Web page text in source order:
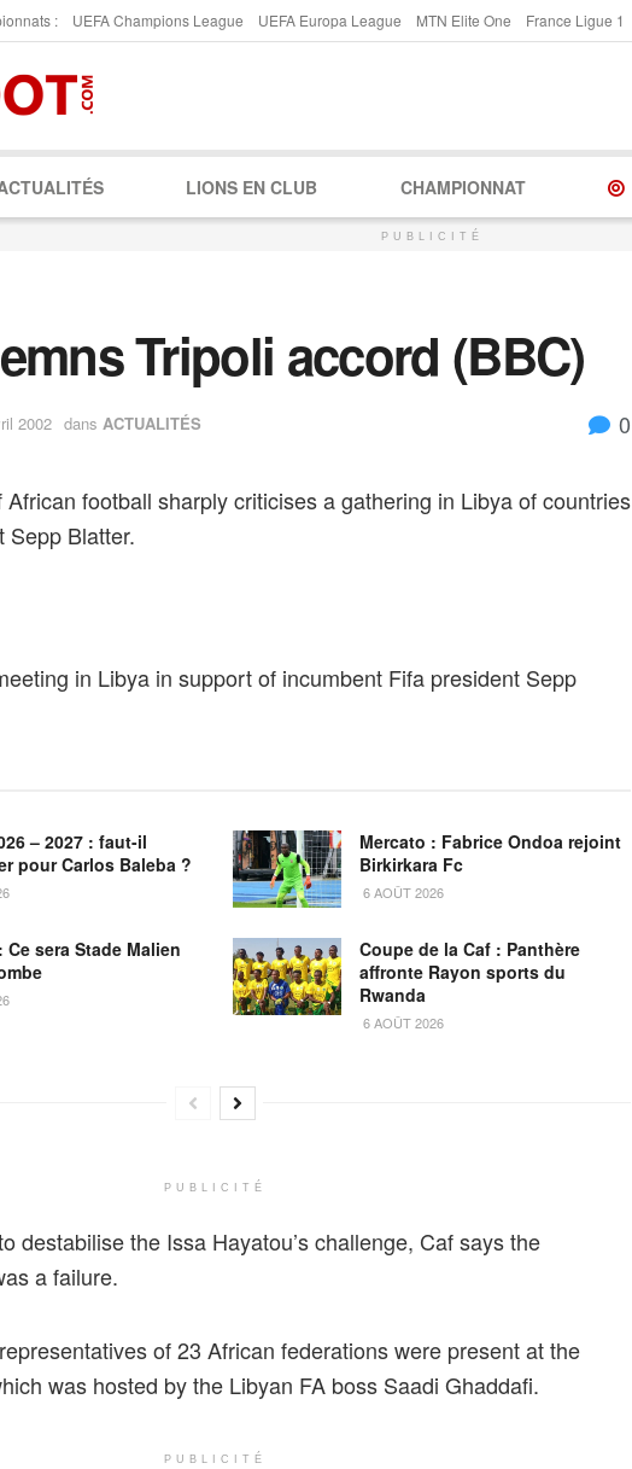
: UEFA Champions League UEFA Europa League MTN Elite One France Ligue 1
LIONS EN CLUB CHAMPIONNAT
PUBLICITÉ
Tripoli accord (BBC)
2002 dans ACTUALITÉS 0
football sharply criticises a gathering in Libya of countries
Sepp Blatter.
in Libya in support of incumbent Fifa president Sepp
– 2027 : faut-il
pour Carlos Baleba ?
Mercato : Fabrice Ondoa rejoint
Birkirkara Fc
6 AOÛT 2026
Ce sera Stade Malien
Coupe de la Caf : Panthère
affronte Rayon sports du
Rwanda
6 AOÛT 2026
PUBLICITÉ
destabilise the Issa Hayatou’s challenge, Caf says the
a failure.
of 23 African federations were present at the
was hosted by the Libyan FA boss Saadi Ghaddafi.
PUBLICITÉ